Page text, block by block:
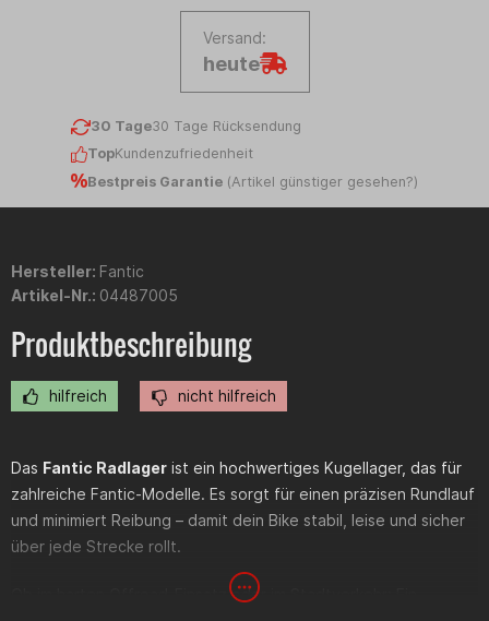
Versand:
heute
30 Tage30 Tage Rücksendung
TopKundenzufriedenheit
Bestpreis Garantie (Artikel günstiger gesehen?)
Hersteller: Fantic
Artikel-Nr.: 04487005
Produktbeschreibung
hilfreich nicht hilfreich
Das Fantic Radlager ist ein hochwertiges Kugellager, das für
zahlreiche Fantic-Modelle. Es sorgt für einen präzisen Rundlauf
und minimiert Reibung – damit dein Bike stabil, leise und sicher
über jede Strecke rollt.
Ob im harten Offroad-Einsatz oder im Stadtverkehr: Ein